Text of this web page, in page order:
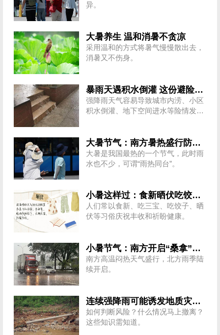
异。
大暑养生 温和消暑不贪凉
采用温和的方式将暑气慢慢散出去，
消暑又不伤身。
暴雨天遇积水倒灌 这份避险提示请收好
强降雨天气容易导致城市内涝、小区
积水倒灌、地下空间进水等险情发
大暑节气：南方暑热盛行防伏旱 北方雨季陆续开启
大暑是我国最热的一个节气，此时雨
水也不少，可谓“雨热同台”。
小暑这样过：食新晒伏吃饺子 庆祝丰收祈健康
人们常以食新、吃三宝、吃饺子、晒
伏等习俗庆祝丰收和祈盼健康。
小暑节气：南方开启“桑拿”模式 北方陆续进入雨季
南方高温闷热天气盛行，北方雨季陆
续开启。
连续强降雨可能诱发地质灾害 这些前兆要知道
如何判断风险？什么情况马上撤离？
这些知识需知道。